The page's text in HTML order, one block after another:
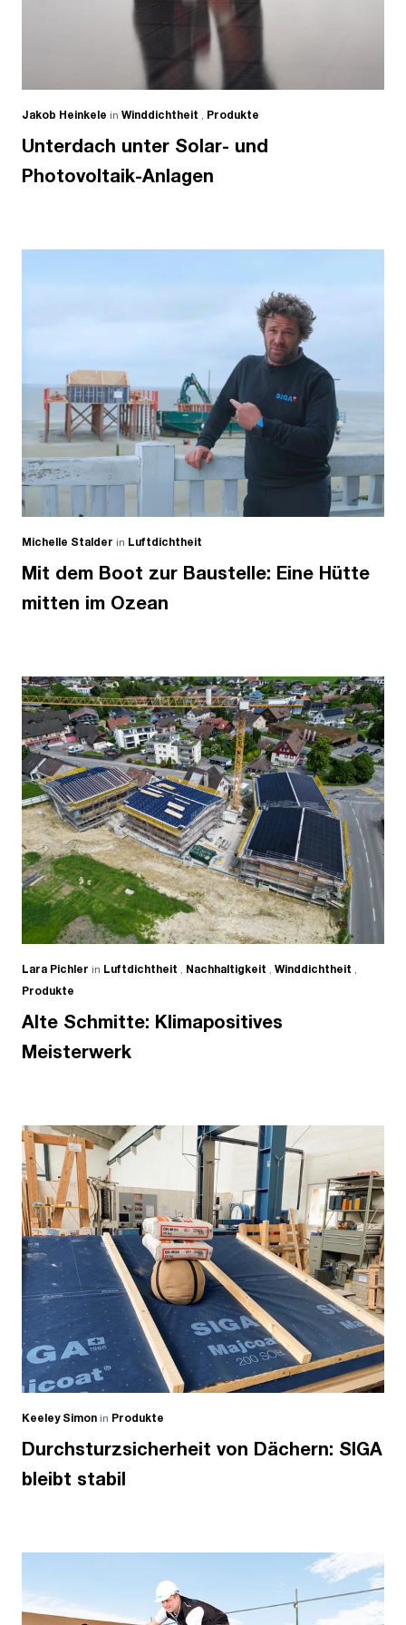
Jakob Heinkele in Winddichtheit , Produkte
Unterdach unter Solar- und
Photovoltaik-Anlagen
Michelle Stalder in Luftdichtheit
Mit dem Boot zur Baustelle: Eine Hütte
mitten im Ozean
Lara Pichler in Luftdichtheit , Nachhaltigkeit , Winddichtheit ,
Produkte
Alte Schmitte: Klimapositives
Meisterwerk
Keeley Simon in Produkte
Durchsturzsicherheit von Dächern: SIGA
bleibt stabil